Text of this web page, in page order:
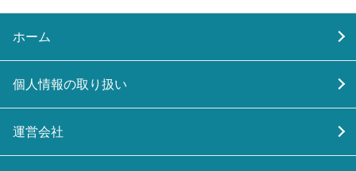
ホーム
個人情報の取り扱い
運営会社